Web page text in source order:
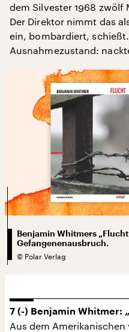
dem Silvester 1968 zwölf
Der Direktor nimmt das
ein, bombardiert,
Ausnahmezustand:
Benjamin Whitmers
Gefangenenausbruch.
© Polar Verlag
7 (-) Benjamin Whitmer:
Aus dem